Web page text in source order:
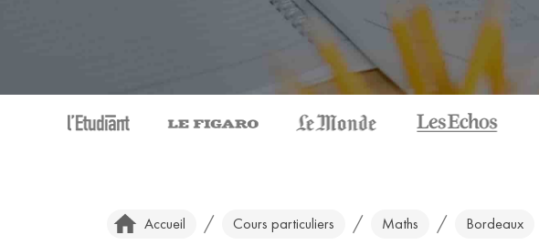
Accueil / Cours particuliers / Maths / Bordeaux